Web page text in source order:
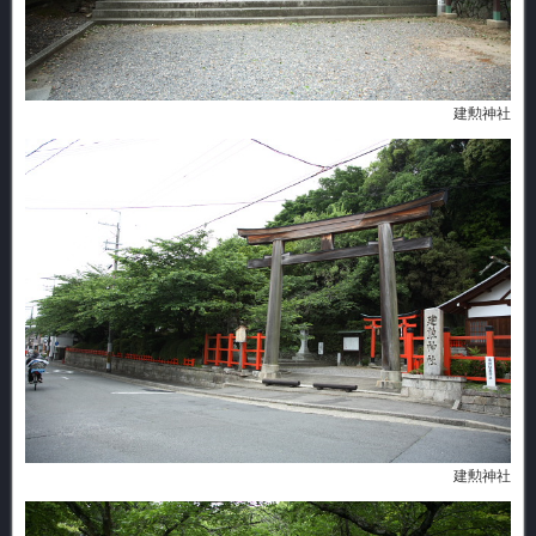
建勲神社
建勲神社